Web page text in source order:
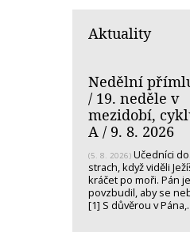
Aktuality
Nedělní
/ 19. neděle v
mezidobí,
A / 9. 8. 2026
(5. 8. 2026) Učedníci
strach, když viděli
kráčet po moři. Pán
povzbudil, aby se
[1] S důvěrou v